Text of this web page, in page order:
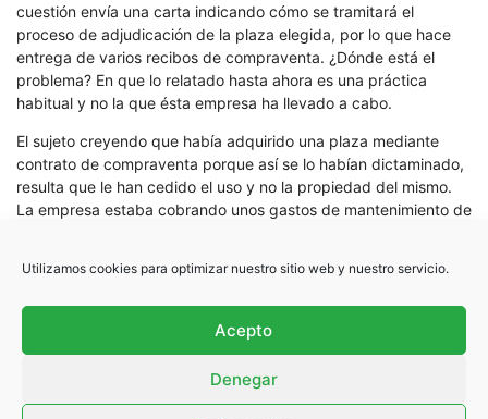
Utilizamos cookies para optimizar nuestro sitio web y nuestro servicio.
Acepto
Denegar
cuestión envía una carta indicando cómo se tramitará el
proceso de adjudicación de la plaza elegida, por lo que hace
entrega de varios recibos de compraventa. ¿Dónde está el
problema? En que lo relatado hasta ahora es una práctica
habitual y no la que ésta empresa ha llevado a cabo.
El sujeto creyendo que había adquirido una plaza mediante
contrato de compraventa porque así se lo habían dictaminado,
resulta que le han cedido el uso y no la propiedad del mismo.
La empresa estaba cobrando unos gastos de mantenimiento de
engaño en el que había sido envuelto. Es por ello que se está
en el cobro de una cantidad mensual por la conservación de
una plaza de aparcamiento que debía estar en propiedad de
los usuarios como consecuencia de los efectos contractuales